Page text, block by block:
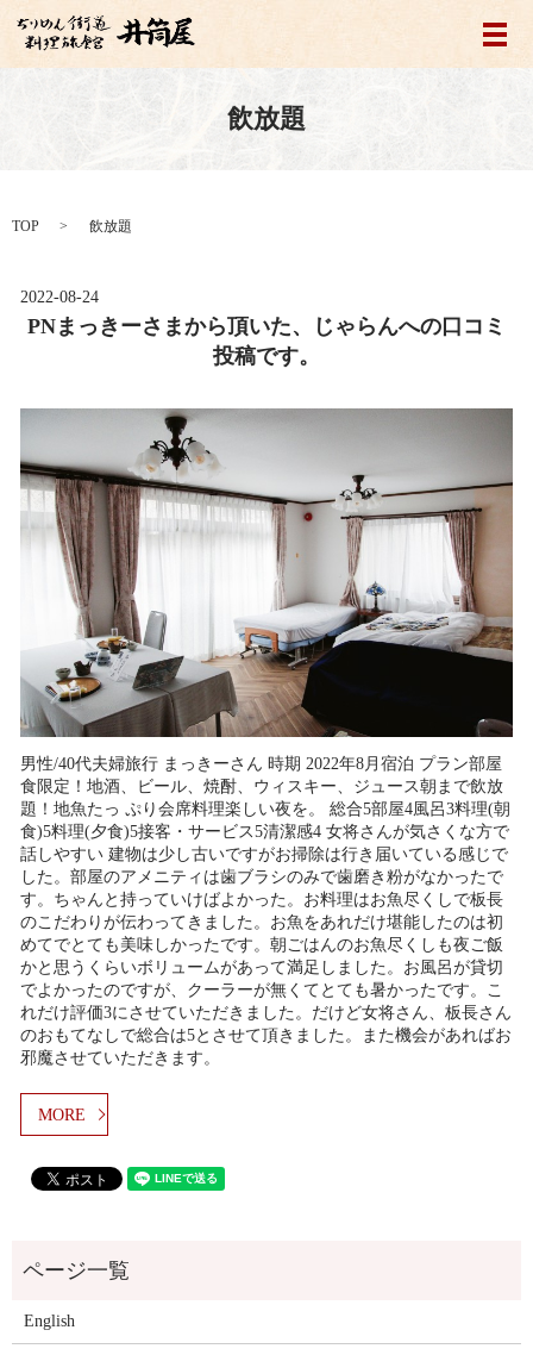
メ
飲放題
TOP 飲放題
2022-08-24
PNまっきーさまから頂いた、じゃらんへの口コミ
投稿です。
男性/40代夫婦旅行 まっきーさん 時期 2022年8月宿泊 プラン部屋
食限定！地酒、ビール、焼酎、ウィスキー、ジュース朝まで飲放
題！地魚たっ ぷり会席料理楽しい夜を。 総合5部屋4風呂3料理(朝
食)5料理(夕食)5接客・サービス5清潔感4 女将さんが気さくな方で
話しやすい 建物は少し古いですがお掃除は行き届いている感じで
した。部屋のアメニティは歯ブラシのみで歯磨き粉がなかったで
す。ちゃんと持っていけばよかった。お料理はお魚尽くしで板長
のこだわりが伝わってきました。お魚をあれだけ堪能したのは初
めてでとても美味しかったです。朝ごはんのお魚尽くしも夜ご飯
かと思うくらいボリュームがあって満足しました。お風呂が貸切
でよかったのですが、クーラーが無くてとても暑かったです。こ
れだけ評価3にさせていただきました。だけど女将さん、板長さん
のおもてなしで総合は5とさせて頂きました。また機会があればお
邪魔させていただきます。
MORE
English